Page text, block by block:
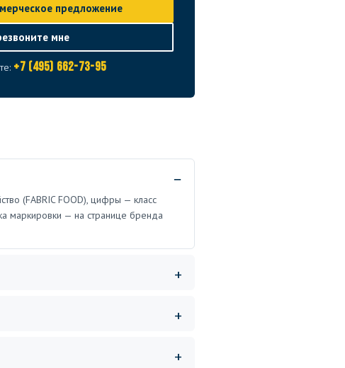
предложение
мне
+7 (495) 662-73-95
(FABRIC FOOD), цифры — класс
маркировки — на странице бренда